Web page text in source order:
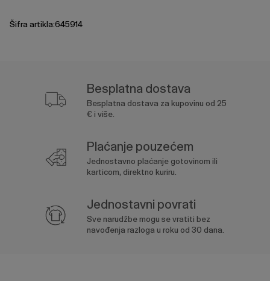
Šifra artikla:645914
Besplatna dostava
Besplatna dostava za kupovinu od 25
€ i više.
Plaćanje pouzećem
Jednostavno plaćanje gotovinom ili
karticom, direktno kuriru.
Jednostavni povrati
Sve narudžbe mogu se vratiti bez
navođenja razloga u roku od 30 dana.